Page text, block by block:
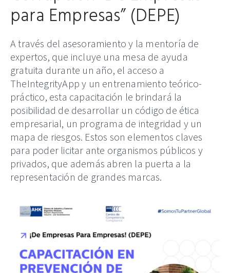
para Empresas” (DEPE)
A través del asesoramiento y la mentoría de
expertos, que incluye una mesa de ayuda
gratuita durante un año, el acceso a
TheIntegrityApp y un entrenamiento teórico-
práctico, esta capacitación le brindará la
posibilidad de desarrollar un código de ética
empresarial, un programa de integridad y un
mapa de riesgos. Estos son elementos claves
para poder licitar ante organismos públicos y
privados, que además abren la puerta a la
representación de grandes marcas.